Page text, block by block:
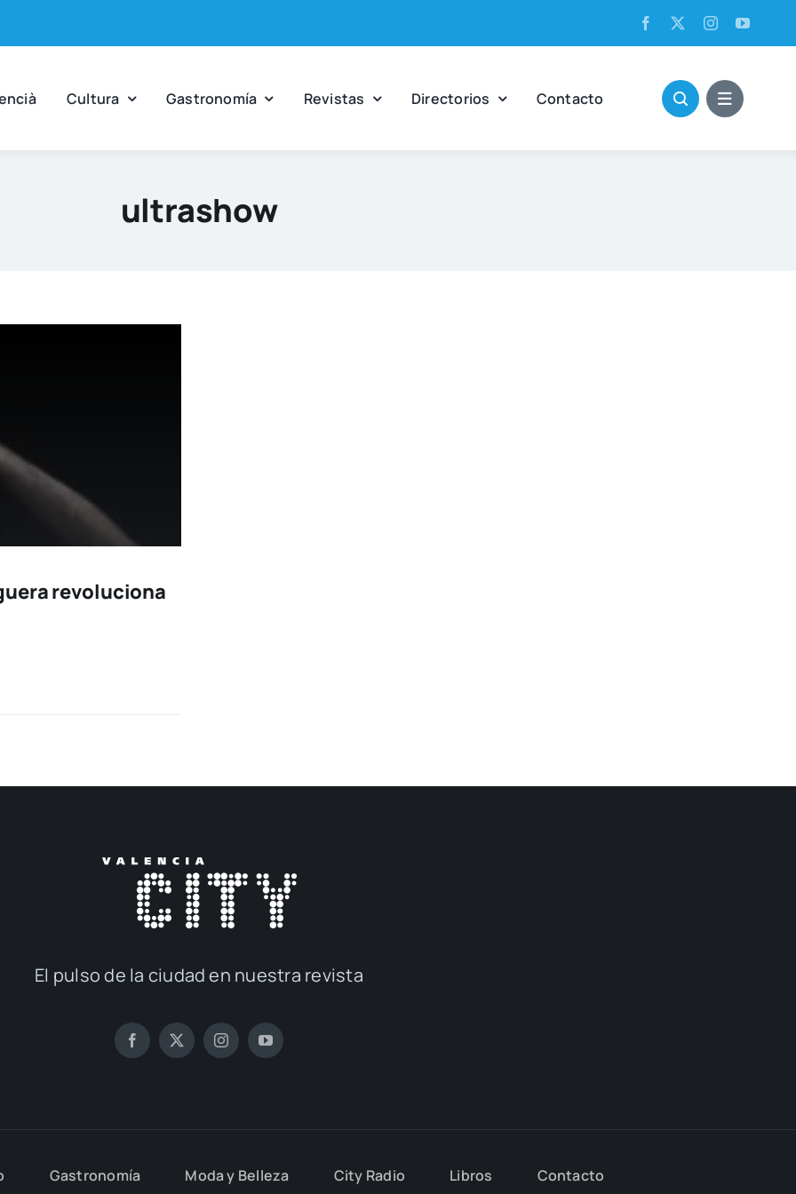
Cul­tu­ra Gas­tro­no­mía Revis­tas Direc­to­rios Con­tac­to
ultrashow
revoluciona
El pul­so de la ciu­dad en nues­tra revis­ta
Gas­tro­no­mía Moda y Belle­za City Radio Libros Con­tac­to